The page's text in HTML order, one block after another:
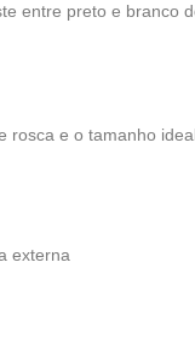
entre preto e branco
e o tamanho
externa